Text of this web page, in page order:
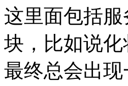
这里面包括
块，比如说
最终总会出